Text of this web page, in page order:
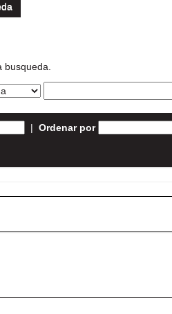
busqueda.
| Ordenar por